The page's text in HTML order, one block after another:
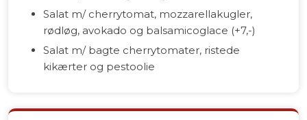
Salat m/ cherrytomat, mozzarellakugler,
rødløg, avokado og balsamicoglace (+7,-)
Salat m/ bagte cherrytomater, ristede
kikærter og pestoolie